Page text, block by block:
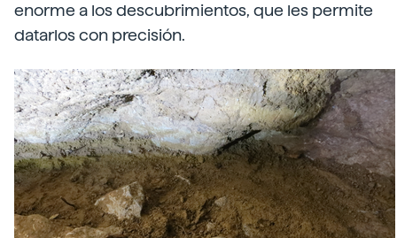
enorme a los descubrimientos, que les permite
datarlos con precisión.